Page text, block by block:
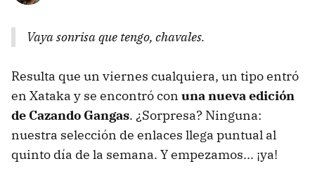
Vaya sonrisa que tengo, chavales.
Resulta que un viernes cualquiera, un tipo entró
en Xataka y se encontró con una nueva edición
de Cazando Gangas. ¿Sorpresa? Ninguna:
nuestra selección de enlaces llega puntual al
quinto día de la semana. Y empezamos... ¡ya!